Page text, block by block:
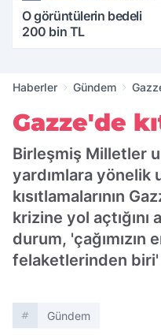
O görüntülerin bedeli
200 bin TL
Haberler Gündem
Gazze'de
Birleşmiş Milletler
yardımlara yönelik
kısıtlamalarının
krizine yol açtığını
durum, 'çağımızın
felaketlerinden
Gündem